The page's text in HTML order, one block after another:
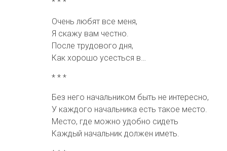
Очень любят все меня,
Я скажу вам честно.
После трудового дня,
Как хорошо усесться в…
* * *
Без него начальником быть не интересно,
У каждого начальника есть такое место.
Место, где можно удобно сидеть
Каждый начальник должен иметь.